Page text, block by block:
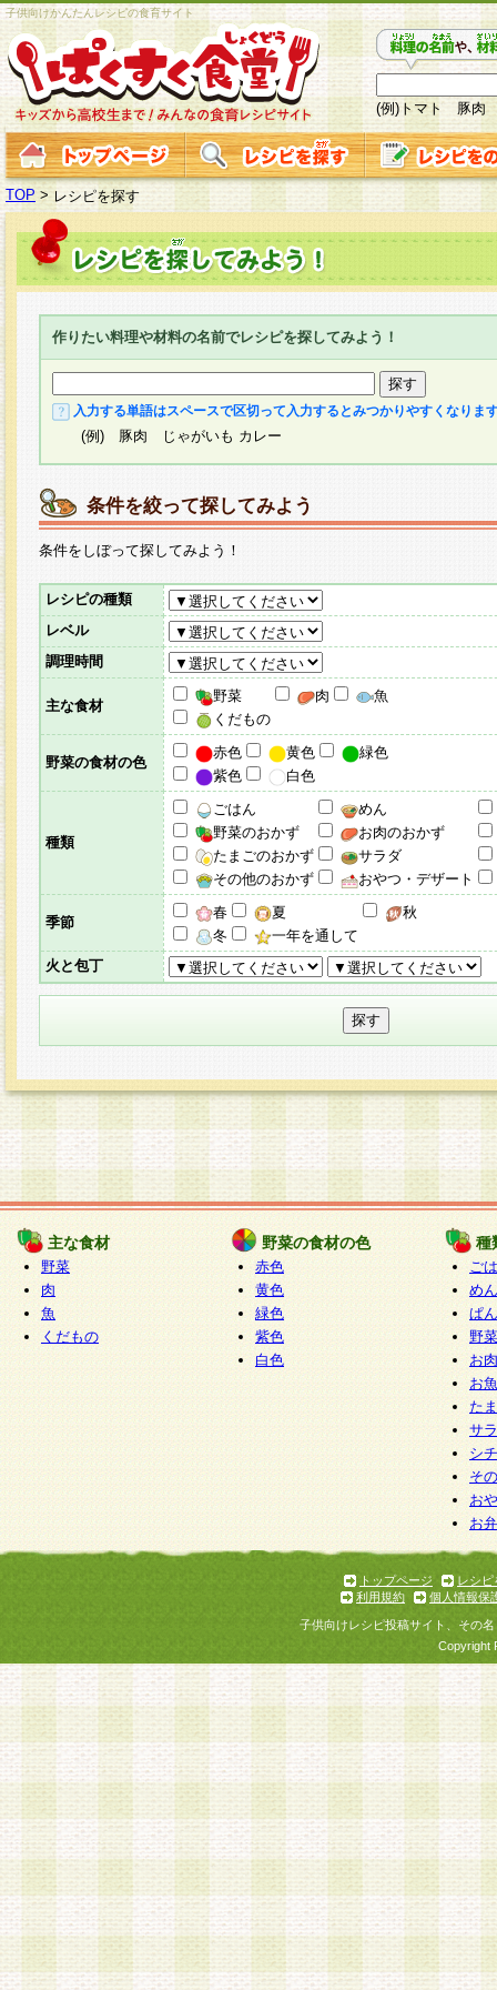
子供向けかんたんレシピの食育サイト
(例)トマト 豚肉
TOP > レシピを探す
作りたい料理や材料の名前でレシピを探してみよう！
入力する単語はスペースで区切って入力するとみつかりやすくなりま
(例) 豚肉 じゃがいも カレー
条件を絞って探してみよう
条件をしぼって探してみよう！
レシピの種類
レベル
調理時間
主な食材
野菜 肉
魚
くだもの
野菜の食材の色
赤色 黄色
緑色
紫色
白色
種類
ごはん
めん
野菜のおかず
お肉のおかず
たまごのおかず
サラダ
その他のおかず
おやつ・デザート
季節
春 夏
秋
冬
一年を通して
火と包丁
主な食材
野菜
肉
魚
くだもの
野菜の食材の色
赤色
黄色
緑色
紫色
白色
種
ご
めん
ぱん
野
お
お
た
サ
シ
そ
お
お
トップページ
レシピ
利用規約
個人情報保
子供向けレシピ投稿サイト、その
Copyright